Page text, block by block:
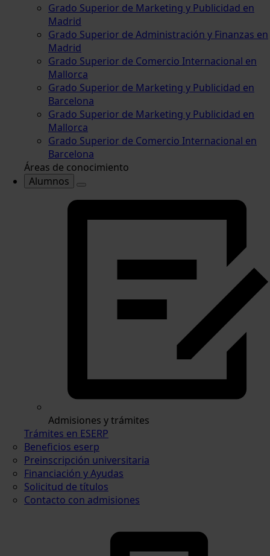
Grado Superior de Marketing y Publicidad en
Madrid
Grado Superior de Administración y Finanzas en
Madrid
Grado Superior de Comercio Internacional en
Mallorca
Grado Superior de Marketing y Publicidad en
Barcelona
Grado Superior de Marketing y Publicidad en
Mallorca
Grado Superior de Comercio Internacional en
Barcelona
Áreas de conocimiento
Alumnos
Admisiones y trámites
Trámites en ESERP
Beneficios eserp
Preinscripción universitaria
Financiación y Ayudas
Solicitud de títulos
Contacto con admisiones